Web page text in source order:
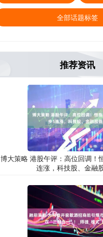
全部话题标签
推荐资讯
博大策略 港股午评：高位回调！
连涨，科技股、金融